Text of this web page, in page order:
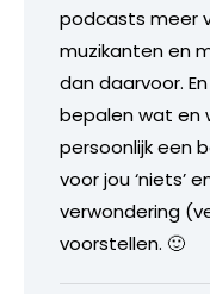
podcasts meer
muzikanten en
dan daarvoor.
bepalen wat en
persoonlijk een
voor jou ‘niets’
verwondering
voorstellen. 🙂